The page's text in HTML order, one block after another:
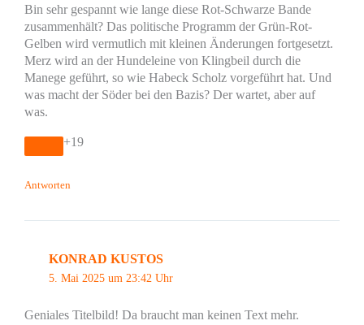
Bin sehr gespannt wie lange diese Rot-Schwarze Bande
zusammenhält? Das politische Programm der Grün-Rot-
Gelben wird vermutlich mit kleinen Änderungen fortgesetzt.
Merz wird an der Hundeleine von Klingbeil durch die
Manege geführt, so wie Habeck Scholz vorgeführt hat. Und
was macht der Söder bei den Bazis? Der wartet, aber auf
was.
+19
Antworten
KONRAD KUSTOS
5. Mai 2025 um 23:42 Uhr
Geniales Titelbild! Da braucht man keinen Text mehr.